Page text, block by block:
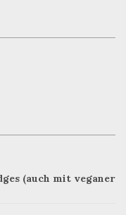
(auch mit veganer